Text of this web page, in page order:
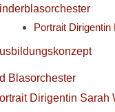
Portrait Dirigentin
Blasorchester
Dirigentin Sarah